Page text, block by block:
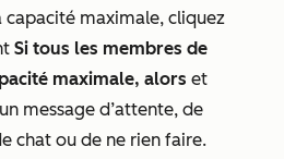
capacité maximale, cliquez
Si tous les membres de
maximale, alors et
message d’attente, de
chat ou de ne rien faire.